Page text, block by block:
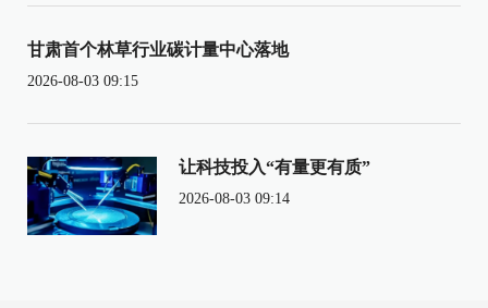
甘肃首个林草行业碳计量中心落地
2026-08-03 09:15
让科技投入“有量更有质”
2026-08-03 09:14